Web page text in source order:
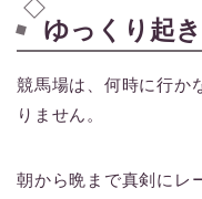
ゆっくり起
競馬場は、何時に行か
りません。
朝から晩まで真剣にレ